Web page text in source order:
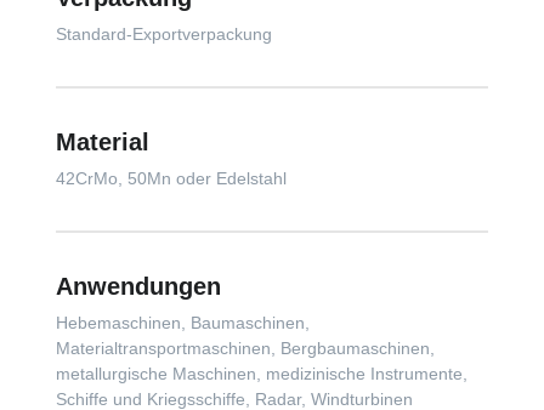
Standard-Exportverpackung
Material
42CrMo, 50Mn oder Edelstahl
Anwendungen
Hebemaschinen, Baumaschinen,
Materialtransportmaschinen, Bergbaumaschinen,
metallurgische Maschinen, medizinische Instrumente,
Schiffe und Kriegsschiffe, Radar, Windturbinen